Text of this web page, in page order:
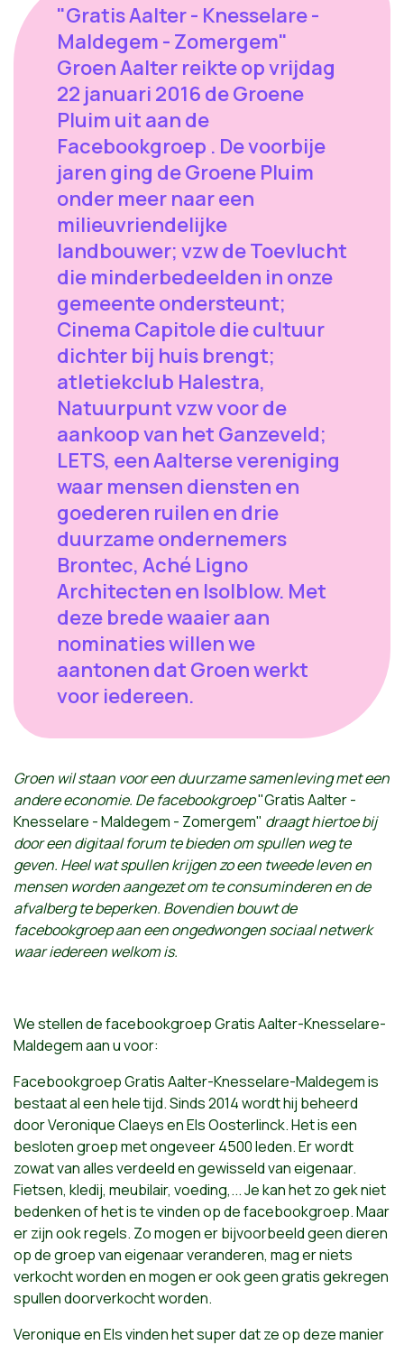
"Gratis Aalter - Knesselare -
Maldegem - Zomergem"
Groen Aalter reikte op vrijdag
22 januari 2016 de Groene
Pluim uit aan de
Facebookgroep . De voorbije
jaren ging de Groene Pluim
onder meer naar een
milieuvriendelijke
landbouwer; vzw de Toevlucht
die minderbedeelden in onze
gemeente ondersteunt;
Cinema Capitole die cultuur
dichter bij huis brengt;
atletiekclub Halestra,
Natuurpunt vzw voor de
aankoop van het Ganzeveld;
LETS, een Aalterse vereniging
waar mensen diensten en
goederen ruilen en drie
duurzame ondernemers
Brontec, Aché Ligno
Architecten en Isolblow. Met
deze brede waaier aan
nominaties willen we
aantonen dat Groen werkt
voor iedereen.
Groen wil staan voor een duurzame samenleving met een
andere economie. De facebookgroep"Gratis Aalter -
Knesselare - Maldegem - Zomergem" draagt hiertoe bij
door een digitaal forum te bieden om spullen weg te
geven. Heel wat spullen krijgen zo een tweede leven en
mensen worden aangezet om te consuminderen en de
afvalberg te beperken. Bovendien bouwt de
facebookgroep aan een ongedwongen sociaal netwerk
waar iedereen welkom is.
We stellen de facebookgroep Gratis Aalter-Knesselare-
Maldegem aan u voor:
Facebookgroep Gratis Aalter-Knesselare-Maldegem is
bestaat al een hele tijd. Sinds 2014 wordt hij beheerd
door Veronique Claeys en Els Oosterlinck. Het is een
besloten groep met ongeveer 4500 leden. Er wordt
zowat van alles verdeeld en gewisseld van eigenaar.
Fietsen, kledij, meubilair, voeding,... Je kan het zo gek niet
bedenken of het is te vinden op de facebookgroep. Maar
er zijn ook regels. Zo mogen er bijvoorbeeld geen dieren
op de groep van eigenaar veranderen, mag er niets
verkocht worden en mogen er ook geen gratis gekregen
spullen doorverkocht worden.
Veronique en Els vinden het super dat ze op deze manier